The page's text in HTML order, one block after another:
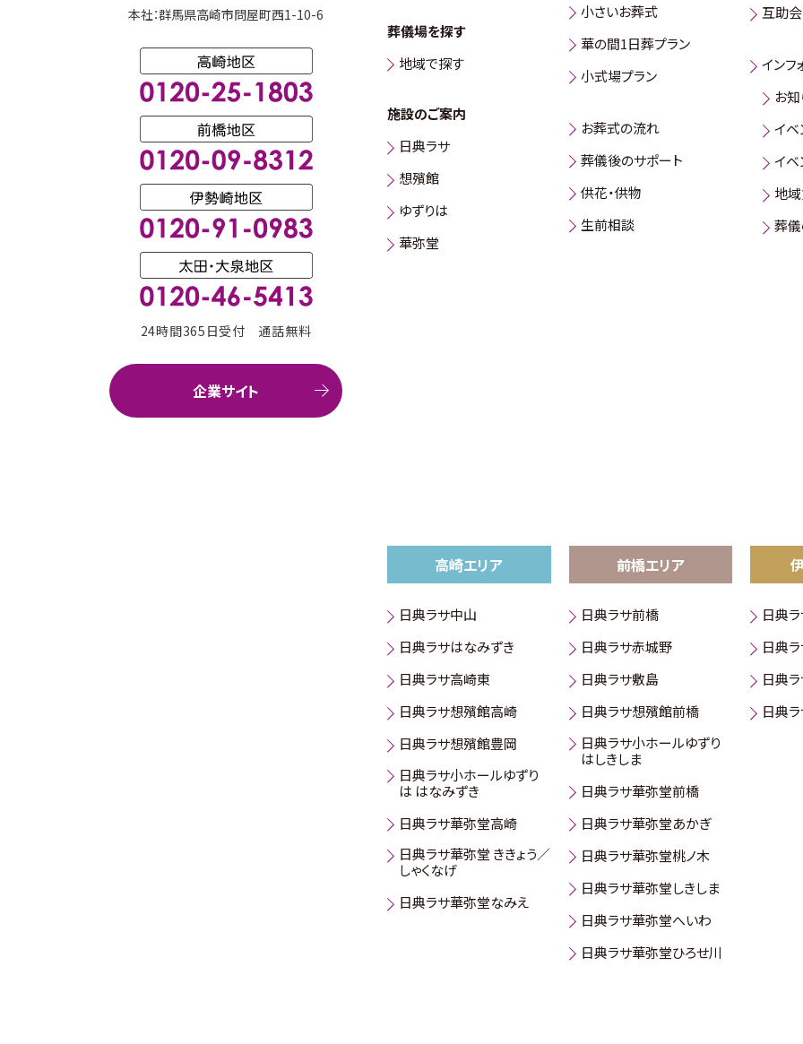
本社：群馬県高崎市問屋町西1-10-6
24時間365日受付 通話無料
企業サイト
葬儀場を探す
地域で探す
施設のご案内
日典ラサ
想殯館
ゆずりは
華弥堂
小さいお葬式
華の間1日葬プラン
小式場プラン
お葬式の流れ
葬儀後のサポート
供花・供物
生前相談
互助会
インフ
お
イベ
イベ
地
葬
高崎エリア
日典ラサ中山
日典ラサはなみずき
日典ラサ高崎東
日典ラサ想殯館高崎
日典ラサ想殯館豊岡
日典ラサ小ホールゆずり
は はなみずき
日典ラサ華弥堂高崎
日典ラサ華弥堂 ききょう／
しゃくなげ
日典ラサ華弥堂なみえ
前橋エリア
日典ラサ前橋
日典ラサ赤城野
日典ラサ敷島
日典ラサ想殯館前橋
日典ラサ小ホールゆずり
はしきしま
日典ラサ華弥堂前橋
日典ラサ華弥堂あかぎ
日典ラサ華弥堂桃ノ木
日典ラサ華弥堂しきしま
日典ラサ華弥堂へいわ
日典ラサ華弥堂ひろせ川
日典
日典
日典
日典